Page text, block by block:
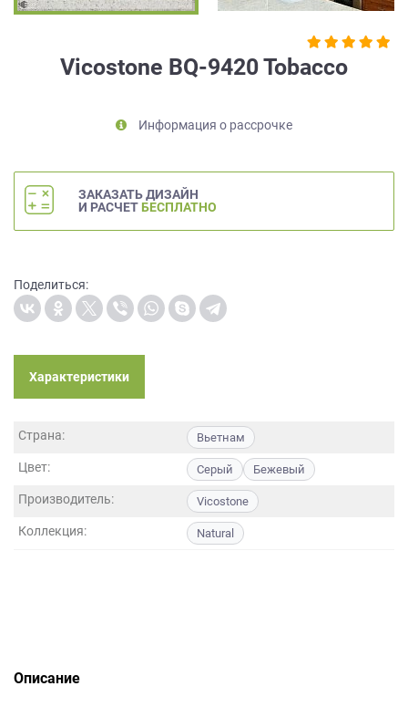
Vicostone BQ-9420 Tobacco
Информация о рассрочке
ЗАКАЗАТЬ ДИЗАЙН
И РАСЧЕТ БЕСПЛАТНО
Поделиться:
Характеристики
Страна: Вьетнам
Цвет: Серый Бежевый
Производитель: Vicostone
Коллекция: Natural
Описание
на
персональных
данных
порядке
Политики
обработки
персональных